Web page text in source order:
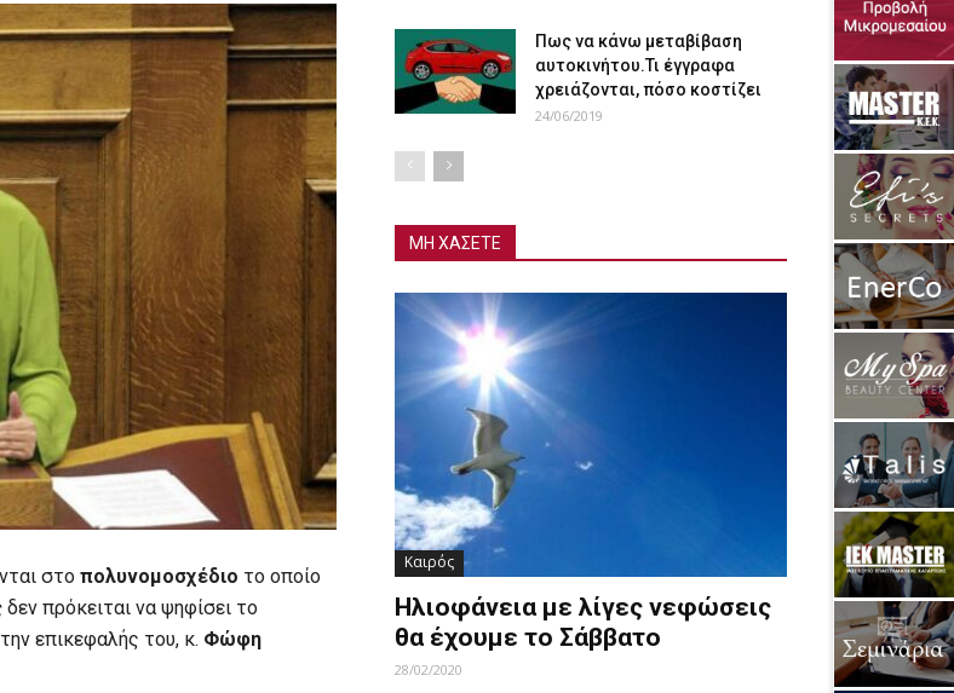
στο πολυνομοσχέδιο το οποίο
δεν πρόκειται να ψηφίσει το
επικεφαλής του, κ. Φώφη
Πως να κάνω μεταβίβαση
αυτοκινήτου.Τι έγγραφα
χρειάζονται, πόσο κοστίζει
24/06/2019
ΜΗ ΧΑΣΕΤΕ
Καιρός
Ηλιοφάνεια με λίγες νεφώσεις
θα έχουμε το Σάββατο
28/02/2020